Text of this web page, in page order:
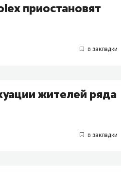
приостановят
жителей ряда